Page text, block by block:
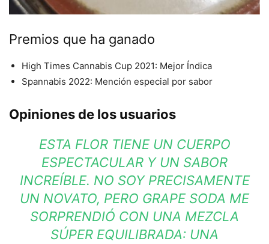
Premios que ha ganado
High Times Cannabis Cup 2021: Mejor Índica
Spannabis 2022: Mención especial por sabor
Opiniones de los usuarios
ESTA FLOR TIENE UN CUERPO
ESPECTACULAR Y UN SABOR
INCREÍBLE. NO SOY PRECISAMENTE
UN NOVATO, PERO GRAPE SODA ME
SORPRENDIÓ CON UNA MEZCLA
SÚPER EQUILIBRADA: UNA